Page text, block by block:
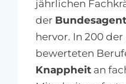
jährlichen
der
hervor. In 200 der
bewerteten
Knappheitan